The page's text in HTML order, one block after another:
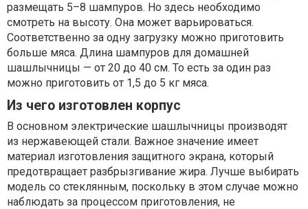
размещать 5–8 шампуров. Но здесь необходимо
смотреть на высоту. Она может варьироваться.
Соответственно за одну загрузку можно приготовить
больше мяса. Длина шампуров для домашней
шашлычницы — от 20 до 40 см. То есть за один раз
можно приготовить от 1,5 до 5 кг мяса.
Из чего изготовлен корпус
В основном электрические шашлычницы производят
из нержавеющей стали. Важное значение имеет
материал изготовления защитного экрана, который
предотвращает разбрызгивание жира. Лучше выбирать
модель со стеклянным, поскольку в этом случае можно
наблюдать за процессом приготовления, не